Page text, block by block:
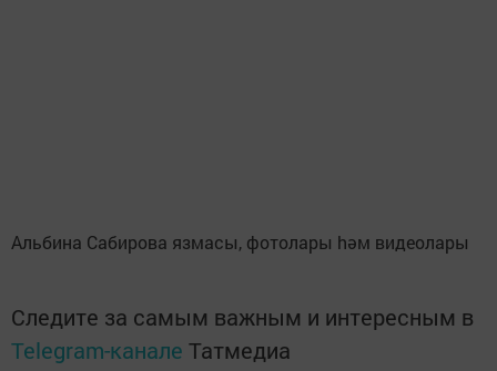
Альбина Сабирова язмасы, фотолары hәм видеолары
Следите за самым важным и интересным в
Telegram-канале Татмедиа